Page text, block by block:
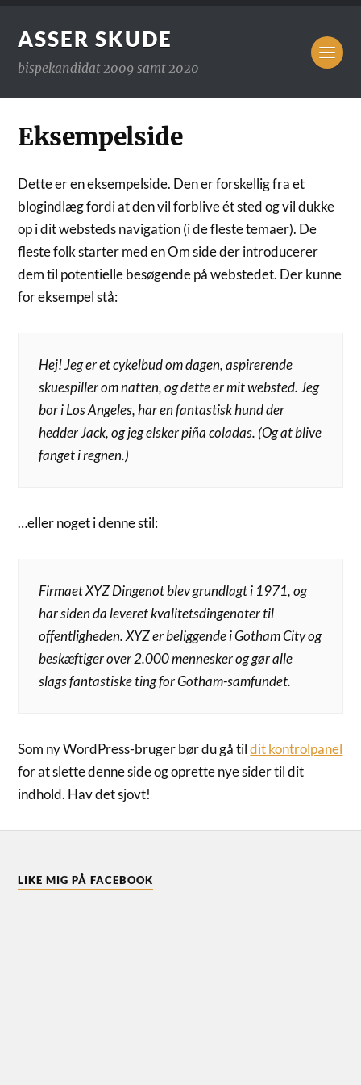
ASSER SKUDE
bispekandidat 2009 samt 2020
Eksempelside
Dette er en eksempelside. Den er forskellig fra et
blogindlæg fordi at den vil forblive ét sted og vil dukke
op i dit websteds navigation (i de fleste temaer). De
fleste folk starter med en Om side der introducerer
dem til potentielle besøgende på webstedet. Der kunne
for eksempel stå:
Hej! Jeg er et cykelbud om dagen, aspirerende
skuespiller om natten, og dette er mit websted. Jeg
bor i Los Angeles, har en fantastisk hund der
hedder Jack, og jeg elsker piña coladas. (Og at blive
fanget i regnen.)
…eller noget i denne stil:
Firmaet XYZ Dingenot blev grundlagt i 1971, og
har siden da leveret kvalitetsdingenoter til
offentligheden. XYZ er beliggende i Gotham City og
beskæftiger over 2.000 mennesker og gør alle
slags fantastiske ting for Gotham-samfundet.
Som ny WordPress-bruger bør du gå tildit kontrolpanel
for at slette denne side og oprette nye sider til dit
indhold. Hav det sjovt!
LIKE MIG PÅ FACEBOOK